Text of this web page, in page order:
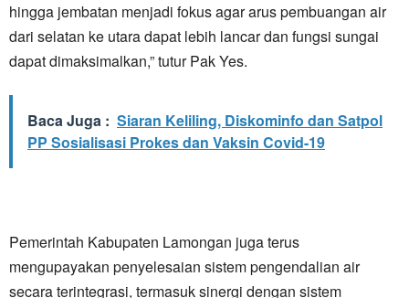
hingga jembatan menjadi fokus agar arus pembuangan air
dari selatan ke utara dapat lebih lancar dan fungsi sungai
dapat dimaksimalkan,” tutur Pak Yes.
Baca Juga : Siaran Keliling, Diskominfo dan Satpol
PP Sosialisasi Prokes dan Vaksin Covid-19
Pemerintah Kabupaten Lamongan juga terus
mengupayakan penyelesaian sistem pengendalian air
secara terintegrasi, termasuk sinergi dengan sistem